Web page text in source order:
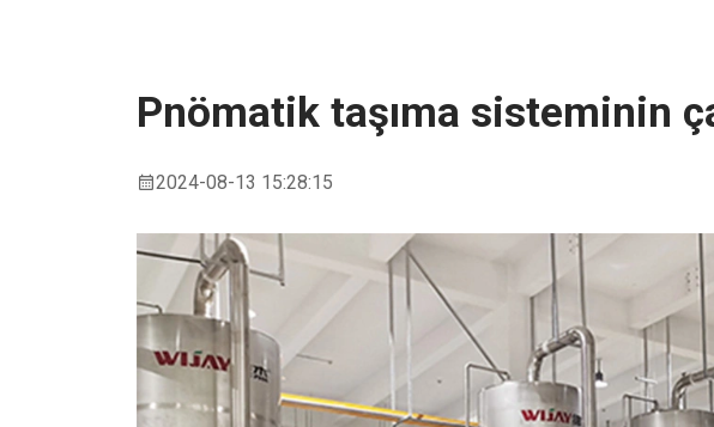
Pnömatik taşıma sisteminin
2024-08-13 15:28:15